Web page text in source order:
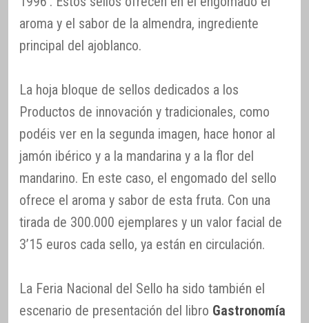
aroma y el sabor de la almendra, ingrediente
principal del ajoblanco.
La hoja bloque de sellos dedicados a los
Productos de innovación y tradicionales, como
podéis ver en la segunda imagen, hace honor al
jamón ibérico y a la mandarina y a la flor del
mandarino. En este caso, el engomado del sello
ofrece el aroma y sabor de esta fruta. Con una
tirada de 300.000 ejemplares y un valor facial de
3’15 euros cada sello, ya están en circulación.
La Feria Nacional del Sello ha sido también el
escenario de presentación del libro Gastronomía